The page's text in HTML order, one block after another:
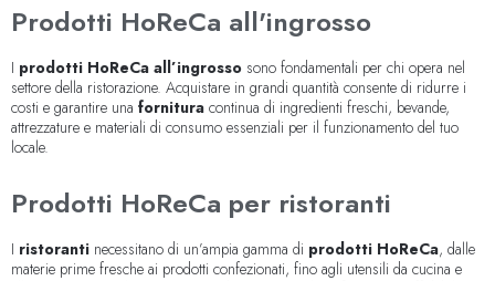
Prodotti HoReCa all'ingrosso
I prodotti HoReCa all’ingrosso sono fondamentali per chi opera nel
settore della ristorazione. Acquistare in grandi quantità consente di ridurre i
costi e garantire una fornitura continua di ingredienti freschi, bevande,
attrezzature e materiali di consumo essenziali per il funzionamento del tuo
locale.
Prodotti HoReCa per ristoranti
I ristoranti necessitano di un’ampia gamma di prodotti HoReCa, dalle
materie prime fresche ai prodotti confezionati, fino agli utensili da cucina e